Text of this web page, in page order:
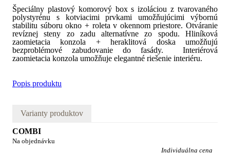
Špeciálny plastový komorový box s izoláciou z tvarovaného
polystyrénu s kotviacimi prvkami umožňujúcimi výbornú
stabilitu súboru okno + roleta v okennom priestore. Otváranie
revíznej steny zo zadu alternatívne zo spodu. Hliníková
zaomietacia konzola + heraklitová doska umožňujú
bezproblémové zabudovanie do fasády. Interiérová
zaomietacia konzola umožňuje elegantné riešenie interiéru.
Popis produktu
Varianty produktov
COMBI
Na objednávku
Individuálna cena